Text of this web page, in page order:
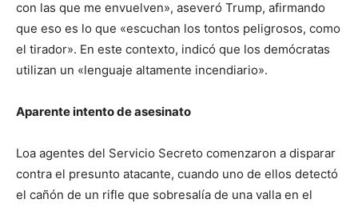
con las que me envuelven», aseveró Trump, afirmando
que eso es lo que «escuchan los tontos peligrosos, como
el tirador». En este contexto, indicó que los demócratas
utilizan un «lenguaje altamente incendiario».
Aparente intento de asesinato
Loa agentes del Servicio Secreto comenzaron a disparar
contra el presunto atacante, cuando uno de ellos detectó
el cañón de un rifle que sobresalía de una valla en el